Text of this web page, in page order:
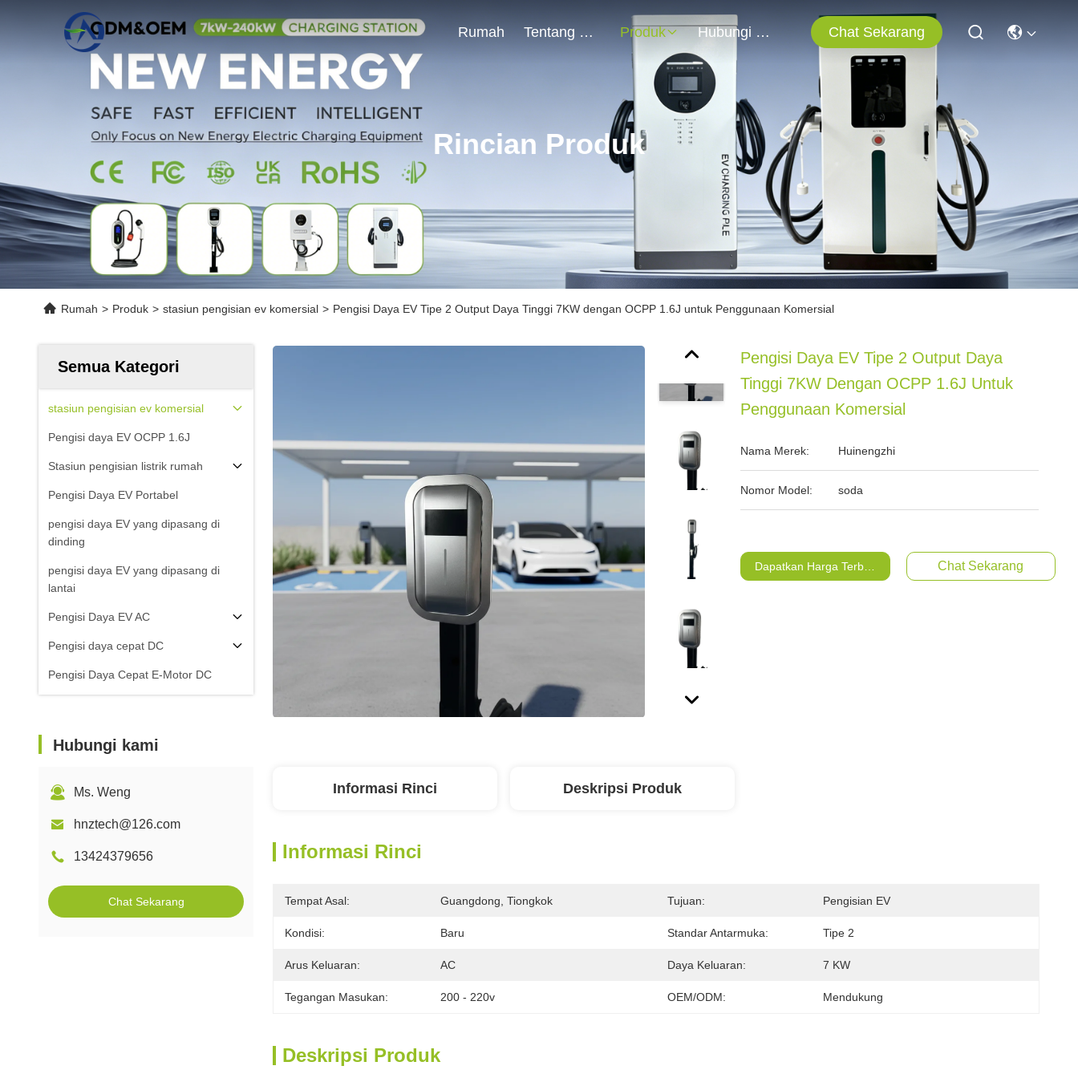
Rumah Tentang Kami Produk Hubungi Kami Chat Sekarang
Rincian Produk
Rumah > Produk > stasiun pengisian ev komersial > Pengisi Daya EV Tipe 2 Output Daya Tinggi 7KW dengan OCPP 1.6J untuk Penggunaan Komersial
Semua Kategori
stasiun pengisian ev komersial
Pengisi daya EV OCPP 1.6J
Stasiun pengisian listrik rumah
Pengisi Daya EV Portabel
pengisi daya EV yang dipasang di
dinding
pengisi daya EV yang dipasang di
lantai
Pengisi Daya EV AC
Pengisi daya cepat DC
Pengisi Daya Cepat E-Motor DC
Hubungi kami
Ms. Weng
hnztech@126.com
13424379656
Chat Sekarang
Pengisi Daya EV Tipe 2 Output Daya
Tinggi 7KW Dengan OCPP 1.6J Untuk
Penggunaan Komersial
Nama Merek: Huinengzhi
Nomor Model: soda
Dapatkan Harga Terbaik Chat Sekarang
Informasi Rinci Deskripsi Produk
Informasi Rinci
Tempat Asal: Guangdong, Tiongkok Tujuan: Pengisian EV
Kondisi: Baru Standar Antarmuka: Tipe 2
Arus Keluaran: AC Daya Keluaran: 7 KW
Tegangan Masukan: 200 - 220v OEM/ODM: Mendukung
Deskripsi Produk